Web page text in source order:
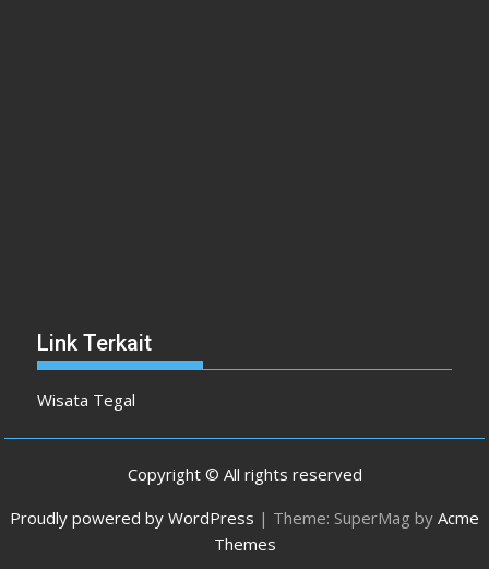
Link Terkait
Wisata Tegal
Copyright © All rights reserved
Proudly powered by WordPress | Theme: SuperMag by Acme
Themes